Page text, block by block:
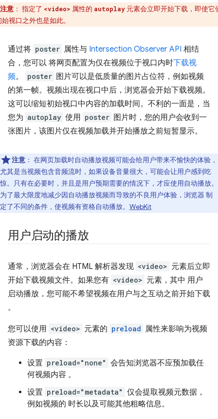
注意 ： 指定了 <video> 属性的 autoplay 元素会立即开始下载，即使它
视口之外也是如此。
通过将 poster 属性与 Intersection Observer API 相结
合，您可以 将网页配置为仅在视频位于视口内时下载视
频。 poster 图片可以是低质量的图片占位符，例如视频
的第一帧。视频出现在视口中后，浏览器会开始下载视频。
这可以缩短初始视口中内容的加载时间。不利的一面是，当
您为 autoplay 使用 poster 图片时，您的用户会收到一
张图片，该图片仅在视频加载并开始播放之前短暂显示。
注意 ： 在网页加载时自动播放视频可能会给用户带来不愉快的体验，
尤其是当视频包含音频流时，如果设备音量很大，可能会让用户感到吃
惊。只有在必要时，并且是用户预期需要的情况下，才应使用自动播放。
为了最大限度地减少因自动播放视频而导致的不良用户体验，浏览器 制
定了不同的条件，使视频有资格自动播放。 WebKit
用户启动的播放
通常，浏览器会在 HTML 解析器发现 <video> 元素后立即
开始下载视频文件。如果您有 <video> 元素，其中 用户
启动播放，您可能不希望视频在用户与之互动之前开始下载
。
您可以使用 <video> 元素的 preload 属性来影响为视频
资源下载的内容：
设置 preload="none" 会告知浏览器不应预加载任
何视频内容 。
设置 preload="metadata" 仅会提取视频元数据，
例如视频的 时长以及可能其他粗略信息。